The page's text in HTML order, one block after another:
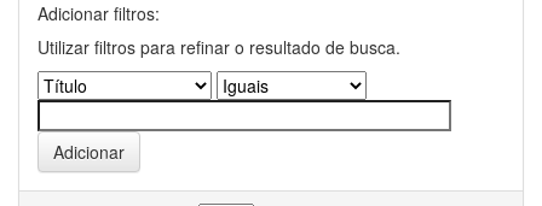
Adicionar filtros:
Utilizar filtros para refinar o resultado de busca.